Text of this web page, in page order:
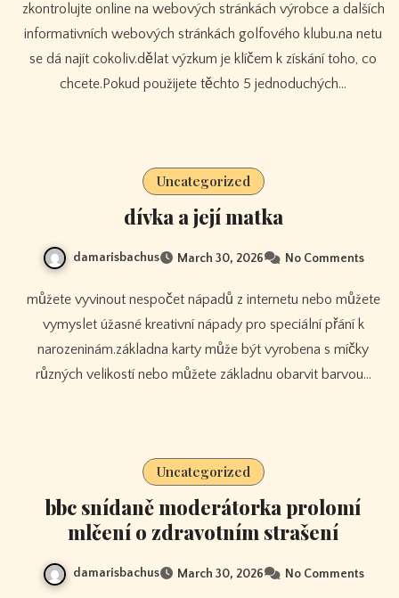
zkontrolujte online na webových stránkách výrobce a dalších
informativních webových stránkách golfového klubu.na netu
se dá najít cokoliv.dělat výzkum je klíčem k získání toho, co
chcete.Pokud použijete těchto 5 jednoduchých…
Uncategorized
dívka a její matka
damarisbachus March 30, 2026 No Comments
můžete vyvinout nespočet nápadů z internetu nebo můžete
vymyslet úžasné kreativní nápady pro speciální přání k
narozeninám.základna karty může být vyrobena s míčky
různých velikostí nebo můžete základnu obarvit barvou…
Uncategorized
bbc snídaně moderátorka prolomí
mlčení o zdravotním strašení
damarisbachus March 30, 2026 No Comments